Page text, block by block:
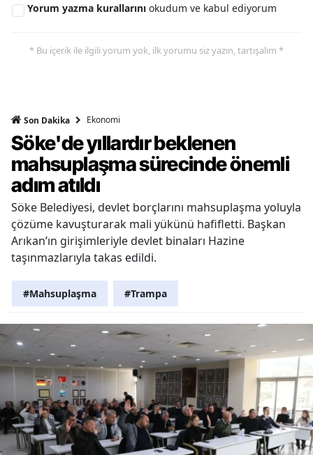
Yorum yazma kurallarını okudum ve kabul ediyorum
* Bu içerik ile ilgili yorum yok, ilk yorumu siz yazın, tartışalım *
Son Dakika Ekonomi
Söke'de yıllardır beklenen
mahsuplaşma sürecinde önemli
adım atıldı
Söke Belediyesi, devlet borçlarını mahsuplaşma yoluyla
çözüme kavuşturarak mali yükünü hafifletti. Başkan
Arıkan’ın girişimleriyle devlet binaları Hazine
taşınmazlarıyla takas edildi.
#Mahsuplaşma #Trampa